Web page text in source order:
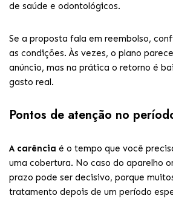
de saúde e odontológicos.
Se a proposta fala em reembolso,
as condições. Às vezes, o plano
anúncio, mas na prática o retorno é
gasto real.
Pontos de atenção no
A carência é o tempo que você
uma cobertura. No caso do aparelho
prazo pode ser decisivo, porque
tratamento depois de um período